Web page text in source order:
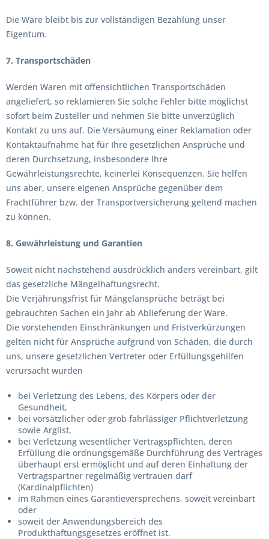
Die Ware bleibt bis zur vollständigen Bezahlung unser
Eigentum.
7. Transportschäden
Werden Waren mit offensichtlichen Transportschäden
angeliefert, so reklamieren Sie solche Fehler bitte möglichst
sofort beim Zusteller und nehmen Sie bitte unverzüglich
Kontakt zu uns auf. Die Versäumung einer Reklamation oder
Kontaktaufnahme hat für Ihre gesetzlichen Ansprüche und
deren Durchsetzung, insbesondere Ihre
Gewährleistungsrechte, keinerlei Konsequenzen. Sie helfen
uns aber, unsere eigenen Ansprüche gegenüber dem
Frachtführer bzw. der Transportversicherung geltend machen
zu können.
8. Gewährleistung und Garantien
Soweit nicht nachstehend ausdrücklich anders vereinbart, gilt
das gesetzliche Mängelhaftungsrecht.
Die Verjährungsfrist für Mängelansprüche beträgt bei
gebrauchten Sachen ein Jahr ab Ablieferung der Ware.
Die vorstehenden Einschränkungen und Fristverkürzungen
gelten nicht für Ansprüche aufgrund von Schäden, die durch
uns, unsere gesetzlichen Vertreter oder Erfüllungsgehilfen
verursacht wurden
bei Verletzung des Lebens, des Körpers oder der
Gesundheit,
bei vorsätzlicher oder grob fahrlässiger Pflichtverletzung
sowie Arglist,
bei Verletzung wesentlicher Vertragspflichten, deren
Erfüllung die ordnungsgemäße Durchführung des Vertrages
überhaupt erst ermöglicht und auf deren Einhaltung der
Vertragspartner regelmäßig vertrauen darf
(Kardinalpflichten)
im Rahmen eines Garantieversprechens, soweit vereinbart
oder
soweit der Anwendungsbereich des
Produkthaftungsgesetzes eröffnet ist.